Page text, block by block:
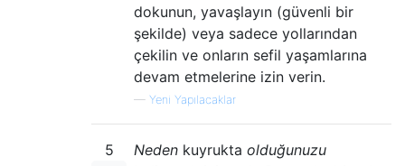
dokunun, yavaşlayın (güvenli bir
şekilde) veya sadece yollarından
çekilin ve onların sefil yaşamlarına
devam etmelerine izin verin.
— Yeni Yapılacaklar
5 Neden kuyrukta olduğunuzu